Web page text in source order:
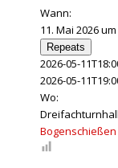
Wann:
11. Mai 2026
Repeats
2026-05-
2026-05-
Wo:
Bogenschießen